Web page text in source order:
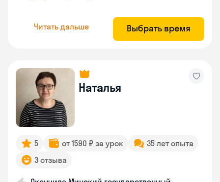
Читать дальше Выбрать время
Наталья
5 от 1590 ₽ за урок
35 лет опыта
3 отзыва